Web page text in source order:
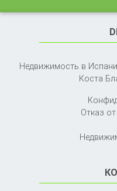
Недвижимость в
Коста
Отказ